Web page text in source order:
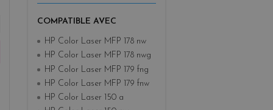
COMPATIBLE AVEC
HP Color Laser MFP 178 nw
HP Color Laser MFP 178 nwg
HP Color Laser MFP 179 fng
HP Color Laser MFP 179 fnw
HP Color Laser 150 a